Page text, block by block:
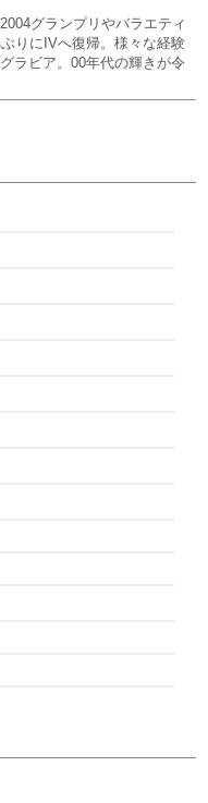
グランプリやバラエティ
りにIVへ復帰。様々な経験
ラビア。00年代の輝きが令